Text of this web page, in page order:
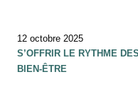
12 octobre 2025
S’OFFRIR LE RYTHME
BIEN-ÊTRE